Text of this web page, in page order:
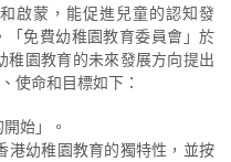
啟蒙，能促進兒童的認知發
「免費幼稚園教育委員會」於
稚園教育的未來發展方向提出
使命和目標如下：
始」。
港幼稚園教育的獨特性，並按